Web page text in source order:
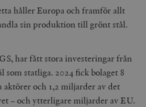
håller Europa och framför allt
sin produktion till grönt stål.
har fått stora investeringar från
som statliga. 2024 fick bolaget 8
och 1,2 miljarder av det
– och ytterligare miljarder av EU.